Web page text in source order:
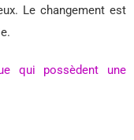
Le changement est
qui possèdent une